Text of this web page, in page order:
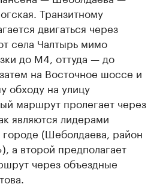
Транзитному
двигаться через
села Чалтырь мимо
до М4, оттуда — до
на Восточное шоссе и
обходу на улицу
маршрут пролегает через
являются лидерами
(Шеболдаева, район
а второй предполагает
через объездные